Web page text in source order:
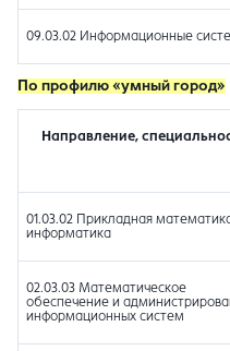
09.03.02 Информационные
По профилю «умный город»
Направление,
01.03.02 Прикладная
информатика
02.03.03 Математическое
обеспечение и
информационных систем